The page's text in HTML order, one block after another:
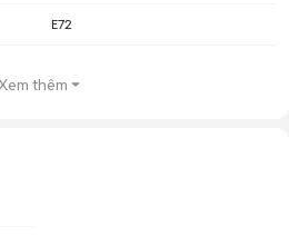
E72
thêm